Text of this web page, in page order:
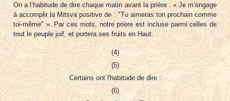
On a l’habitude de dire chaque matin avant la prière : « Je m’engage
à accomplir la Mitsva positive de : "Tu aimeras ton prochain comme
toi-même" ». Par ces mots, notre prière est incluse parmi celles de
tout le peuple juif, et portera ses fruits en Haut.
(4)
(5)
Certains ont l'habitude de dire :
(6)